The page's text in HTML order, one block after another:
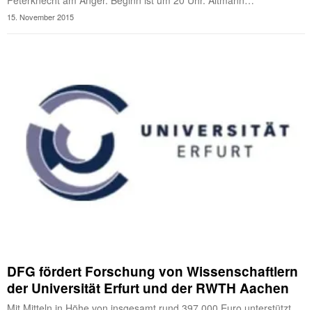
15. November 2015
DFG fördert Forschung von Wissenschaftlern
der Universität Erfurt und der RWTH Aachen